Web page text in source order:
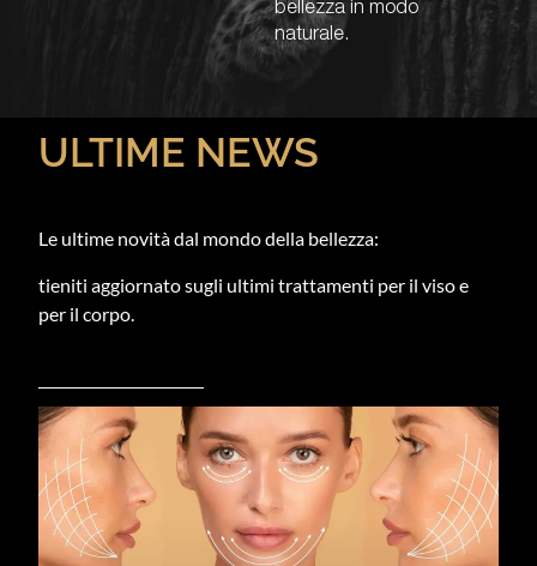
bellezza in modo
naturale.
ULTIME NEWS
Le ultime novità dal mondo della bellezza:
tieniti aggiornato sugli ultimi trattamenti per il viso e
per il corpo.